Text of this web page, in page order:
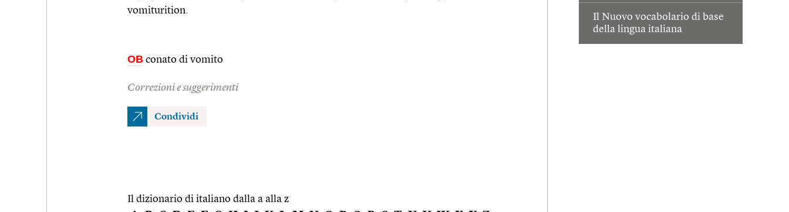
Il Nuovo vocabolario di base
della lingua italiana
vomiturition.
OB conato di vomito
Correzioni e suggerimenti
Condividi
Il dizionario di italiano dalla a alla z